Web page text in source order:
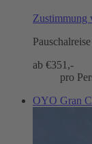
Zustimmung
Pauschalreise
ab €351,-
pro
OYO Gran